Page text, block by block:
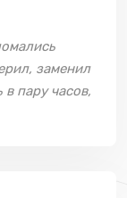
заменил
пару часов,